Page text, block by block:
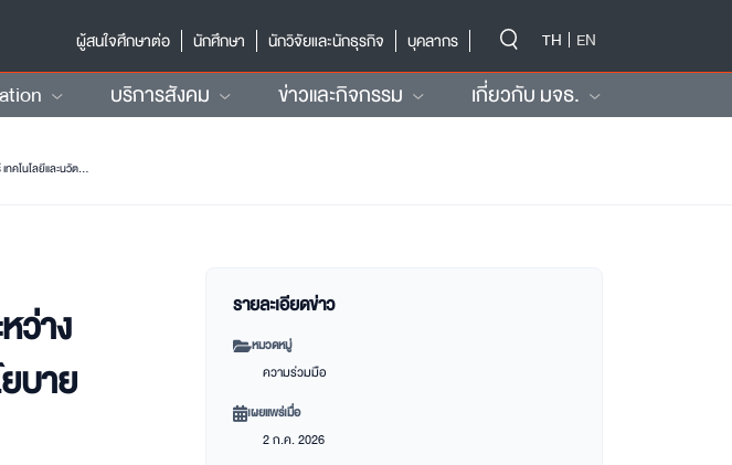
ผู้สนใจศึกษาต่อ
นักศึกษา นักวิจัยและนักธุรกิจ บุคลากร TH EN
บริการสังคม ข่าวและกิจกรรม เกี่ยวกับ มจธ.
พิธีลงนามหนังสือแสดงเจตจำนงความร่วมมือ ระหว่าง องค์การบริหารส่วนจังหวัดลำปาง และ สถาบันนโยบายวิทยาศาสตร์ เทคโนโลยีและนวัตกรรม (STIPI)
ว่าง
บาย
รายละเอียดข่าว
หมวดหมู่
ความร่วมมือ
เผยแพร่เมื่อ
2 ก.ค. 2026